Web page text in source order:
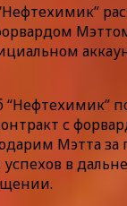
“Нефтехимик”
с
Мэтта за
в